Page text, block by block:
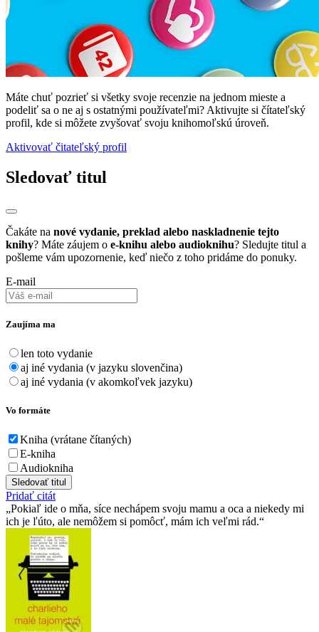
Máte chuť pozrieť si všetky svoje recenzie na jednom mieste a
podeliť sa o ne aj s ostatnými používateľmi? Aktivujte si čítateľský
profil, kde si môžete zvyšovať svoju knihomoľskú úroveň.
Aktivovať čitateľský profil
Sledovať titul
Čakáte na nové vydanie, preklad alebo naskladnenie tejto
knihy? Máte záujem o e-knihu alebo audioknihu? Sledujte titul a
pošleme vám upozornenie, keď niečo z toho pridáme do ponuky.
E-mail
Zaujíma ma
len toto vydanie
aj iné vydania (v jazyku slovenčina)
aj iné vydania (v akomkoľvek jazyku)
Vo formáte
Kniha (vrátane čítaných)
E-kniha
Audiokniha
Sledovať titul
Pridať citát
Pokiaľ ide o mňa, síce nechápem svoju mamu a oca a niekedy mi
ich je ľúto, ale nemôžem si pomôcť, mám ich veľmi rád.